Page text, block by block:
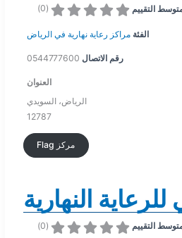
التقييم (
0
)
الفئة مراكز رعاية نهارية في الرياض
رقم الاتصال 0544777600
العنوان
الرياض، السويدي
12787
Flag مركز
النهارية
التقييم (
0
)